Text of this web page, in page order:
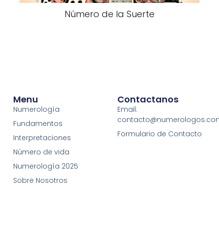
Número de la Suerte
Menu
Numerología
Fundamentos
Interpretaciones
Número de vida
Numerología 2025
Sobre Nosotros
Contactanos
Email:
Formulario de Contacto